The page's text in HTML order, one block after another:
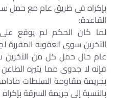
بإكراه فى طريق عام مع حمل
القاعدة:
لما كان الحكم لم يوقع
الآخرين سوى العقوبة المقررة
عام حال حمل كل من الآخرين
فإنه لا جدوى مما يثيره
بجريمة مقاومة السلطات
بالنسبة إلى جريمة السرقة بإكراه